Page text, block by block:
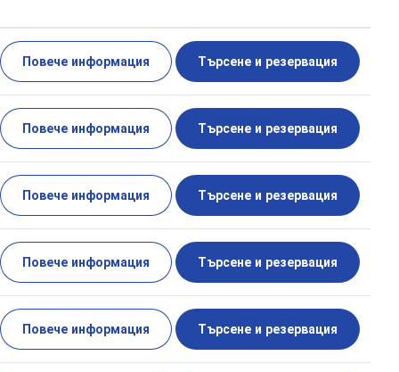
Повече информация Търсене и резервация
Повече информация Търсене и резервация
Повече информация Търсене и резервация
Повече информация Търсене и резервация
Повече информация Търсене и резервация